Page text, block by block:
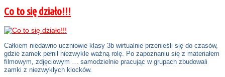
Co to się działo!!!
Całkiem niedawno uczniowie klasy 3b wirtualnie przenieśli się do czasów,
gdzie zamek pełnił niezwykle ważną rolę. Po zapoznaniu się z materiałem
filmowym, zdjęciowym … samodzielnie pracując w grupach zbudowali
zamki z niezwykłych klocków.